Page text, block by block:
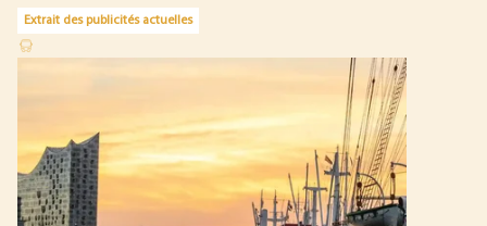
Extrait des publicités actuelles